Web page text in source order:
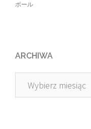
ボール
ARCHIWA
Archiwa